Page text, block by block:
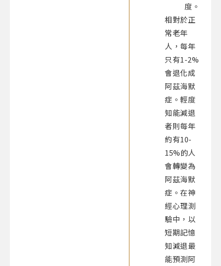
度。
相對於正
常老年
人，每年
只有1-2%
會退化成
阿茲海默
症。輕度
知能減退
者則每年
約有10-
15%的人
會轉變為
阿茲海默
症。在神
經心理測
驗中，以
短期記憶
知減退最
能預測阿